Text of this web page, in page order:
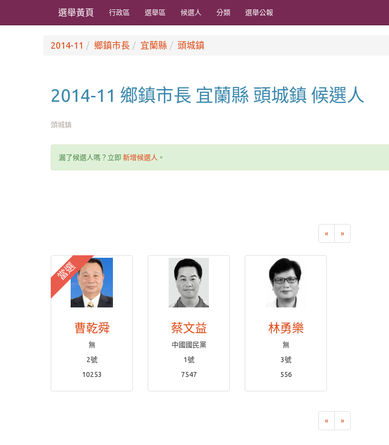
選舉黃頁 行政區 選舉區 候選人 分類 選舉公報
2014-11 鄉鎮市長 宜蘭縣 頭城鎮
2014-11 鄉鎮市長 宜蘭縣 頭城鎮 候選人
頭城鎮
漏了候選人嗎？立即 新增候選人 。
« »
當選
曹乾舜
無
2號
10253
蔡文益
中國國民黨
1號
7547
林勇樂
無
3號
556
« »